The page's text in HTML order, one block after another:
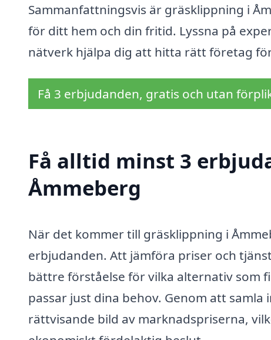
Sammanfattningsvis är gräsklippning i
för ditt hem och din fritid. Lyssna på
nätverk hjälpa dig att hitta rätt företag
Få 3 erbjudanden, gratis och utan
Få alltid minst 3
Åmmeberg
När det kommer till gräsklippning i
erbjudanden. Att jämföra priser och
bättre förståelse för vilka alternativ som
passar just dina behov. Genom att
rättvisande bild av marknadspriserna,